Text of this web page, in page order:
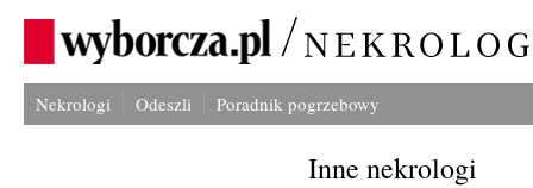
Nekrologi Odeszli Poradnik pogrzebowy
Inne nekrologi